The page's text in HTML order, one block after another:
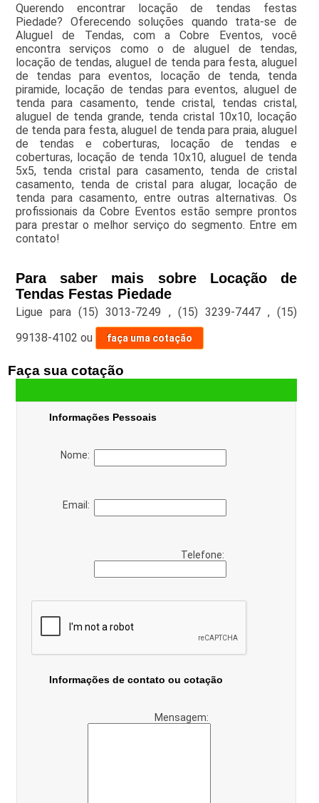
Querendo encontrar locação de tendas festas
Piedade? Oferecendo soluções quando trata-se de
Aluguel de Tendas, com a Cobre Eventos, você
encontra serviços como o de aluguel de tendas,
locação de tendas, aluguel de tenda para festa, aluguel
de tendas para eventos, locação de tenda, tenda
piramide, locação de tendas para eventos, aluguel de
tenda para casamento, tende cristal, tendas cristal,
aluguel de tenda grande, tenda cristal 10x10, locação
de tenda para festa, aluguel de tenda para praia, aluguel
de tendas e coberturas, locação de tendas e
coberturas, locação de tenda 10x10, aluguel de tenda
5x5, tenda cristal para casamento, tenda de cristal
casamento, tenda de cristal para alugar, locação de
tenda para casamento, entre outras alternativas. Os
profissionais da Cobre Eventos estão sempre prontos
para prestar o melhor serviço do segmento. Entre em
contato!
Para saber mais sobre Locação de
Tendas Festas Piedade
Ligue para(15) 3013-7249 , (15) 3239-7447 ,(15)
99138-4102 ou faça uma cotação
Faça sua cotação
Informações Pessoais
Nome:
Email:
Telefone:
Informações de contato ou cotação
Mensagem: